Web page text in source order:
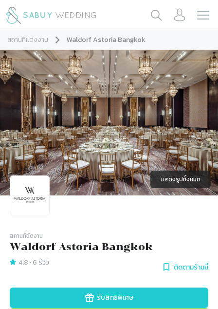
สถานที่แต่งงาน Waldorf Astoria Bangkok
แสดงรูปทั้งหมด
สถานที่จัดงาน
Waldorf Astoria Bangkok
4.8 ·6 รีวิว ติดตามร้านนี้
รับสิทธิพิเศษ